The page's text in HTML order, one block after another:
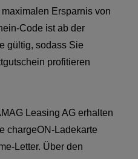
Ersparnis von
Code ist ab der
gültig, sodass Sie
profitieren
Leasing AG erhalten
chargeON-Ladekarte
Letter. Über den